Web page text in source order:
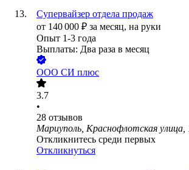
Супервайзер отдела продаж
от 140 000 ₽ за месяц, на руки
Опыт 1-3 года
Выплаты: Два раза в месяц
ООО СИ плюс
3.7
•
28 отзывов
Мариуполь, Краснофлотская улица,
Откликнитесь среди первых
Откликнуться